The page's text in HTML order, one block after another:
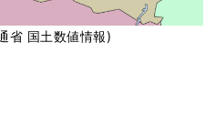
省 国土数値情報)